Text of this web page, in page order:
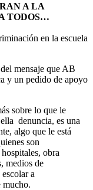
A LA
TODOS…
en la escuela
mensaje que AB
y un pedido de apoyo
sobre lo que le
denuncia, es una
algo que le está
son
obra
medios de
a
mucho.